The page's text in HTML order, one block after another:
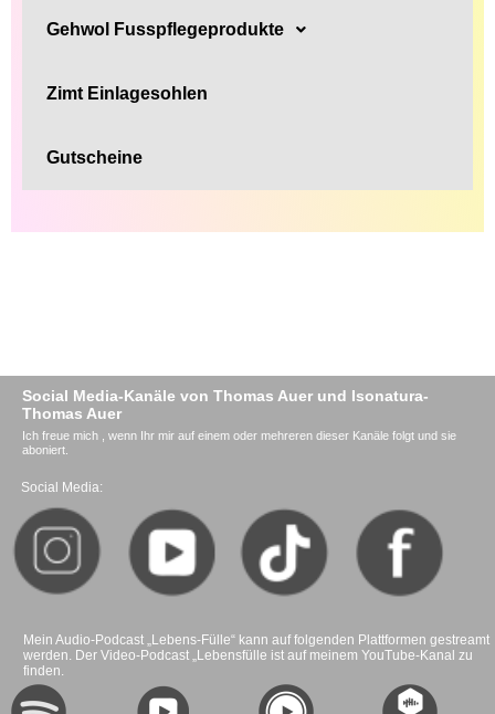
Gehwol Fusspflegeprodukte
Zimt Einlagesohlen
Gutscheine
Social Media-Kanäle von Thomas Auer und Isonatura-
Thomas Auer
Ich freue mich , wenn Ihr mir auf einem oder mehreren dieser Kanäle folgt und sie
aboniert.
Social Media:
Mein Audio-Podcast „Lebens-Fülle“ kann auf folgenden Plattformen gestreamt
werden. Der Video-Podcast „Lebensfülle ist auf meinem YouTube-Kanal zu
finden.